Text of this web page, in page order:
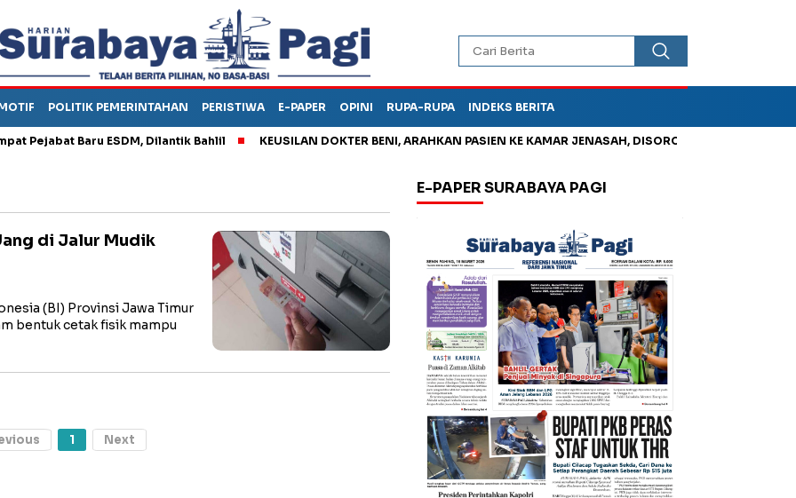
POLITIK PEMERINTAHAN PERISTIWA E-PAPER OPINI RUPA-RUPA INDEKS BERITA
Baru ESDM, Dilantik Bahlil KEUSILAN DOKTER BENI, ARAHKAN PASIEN KE KAMAR JENASAH, DISOROT
di Jalur Mudik
(BI) Provinsi Jawa Timur
bentuk cetak fisik mampu
1 Next
E-PAPER SURABAYA PAGI